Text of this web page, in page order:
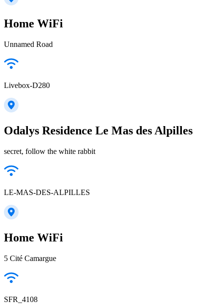
Home WiFi
Unnamed Road
Livebox-D280
Odalys Residence Le Mas des Alpilles
secret, follow the white rabbit
LE-MAS-DES-ALPILLES
Home WiFi
5 Cité Camargue
SFR_4108